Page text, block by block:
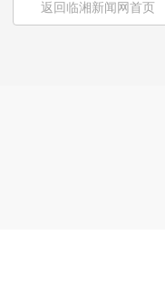
返回临湘新闻网首页